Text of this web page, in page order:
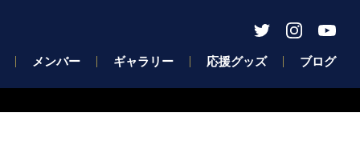
メンバー ギャラリー 応援グッズ ブログ